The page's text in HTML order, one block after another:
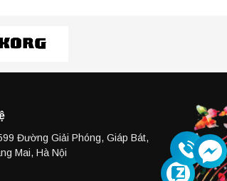
Đường Giải Phóng, Giáp Bát,
Mai, Hà Nội